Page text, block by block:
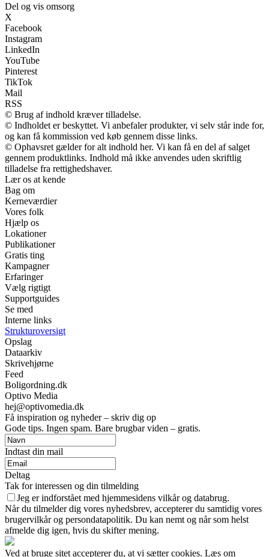
Del og vis omsorg
X
Facebook
Instagram
LinkedIn
YouTube
Pinterest
TikTok
Mail
RSS
© Brug af indhold kræver tilladelse.
© Indholdet er beskyttet. Vi anbefaler produkter, vi selv står inde for,
og kan få kommission ved køb gennem disse links.
© Ophavsret gælder for alt indhold her. Vi kan få en del af salget
gennem produktlinks. Indhold må ikke anvendes uden skriftlig
tilladelse fra rettighedshaver.
Lær os at kende
Bag om
Kerneværdier
Vores folk
Hjælp os
Lokationer
Publikationer
Gratis ting
Kampagner
Erfaringer
Vælg rigtigt
Supportguides
Se med
Interne links
Strukturoversigt
Opslag
Dataarkiv
Skrivehjørne
Feed
Boligordning.dk
Optivo Media
hej@optivomedia.dk
Få inspiration og nyheder – skriv dig op
Gode tips. Ingen spam. Bare brugbar viden – gratis.
Indtast din mail
Deltag
Tak for interessen og din tilmelding
Jeg er indforstået med hjemmesidens vilkår og databrug.
Når du tilmelder dig vores nyhedsbrev, accepterer du samtidig vores
brugervilkår og persondatapolitik. Du kan nemt og når som helst
afmelde dig igen, hvis du skifter mening.
Ved at bruge sitet accepterer du, at vi sætter cookies. Læs om